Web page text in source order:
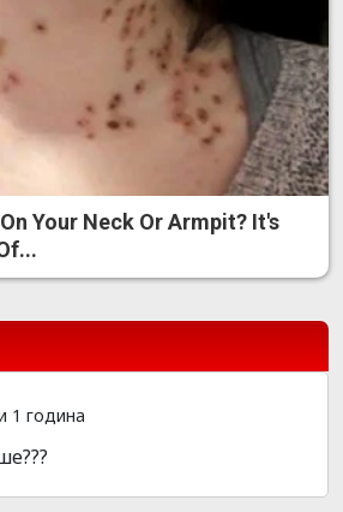
Your Neck Or Armpit? It's
1 година